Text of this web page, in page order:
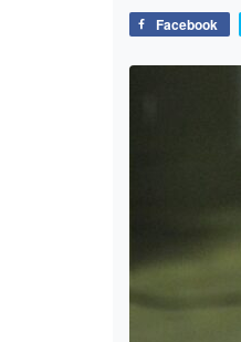
Facebook